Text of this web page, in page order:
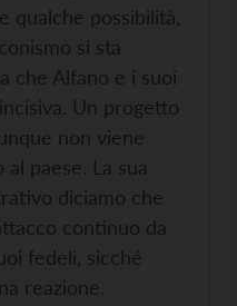
qualche possibilità,
si sta
che Alfano e i suoi
Un progetto
non viene
paese. La sua
diciamo che
continuo da
fedeli, sicché
reazione.